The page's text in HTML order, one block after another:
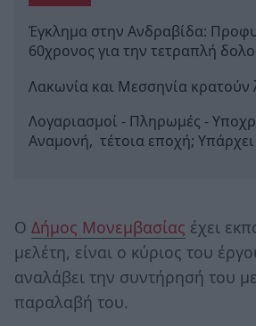
Έγκλημα στην Ανδραβίδα:
60χρονος για την τετραπλή
Λακωνία και Μεσσηνία κρατούν
Λογαριασμοί - Πληρωμές -
Αναμονή, τέτοια εποχή;
Ο Δήμος Μονεμβασίας έχει
μελέτη, είναι ο κύριος του
αναλάβει την συντήρησή του
παραλαβή του.